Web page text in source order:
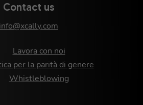
Contact us
info@xcally.com
Lavora con noi
per la parità di genere
Whistleblowing